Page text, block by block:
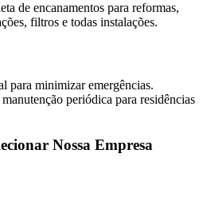
de encanamentos para reformas,
filtros e todas instalações.
para minimizar emergências.
periódica para residências
Nossa Empresa